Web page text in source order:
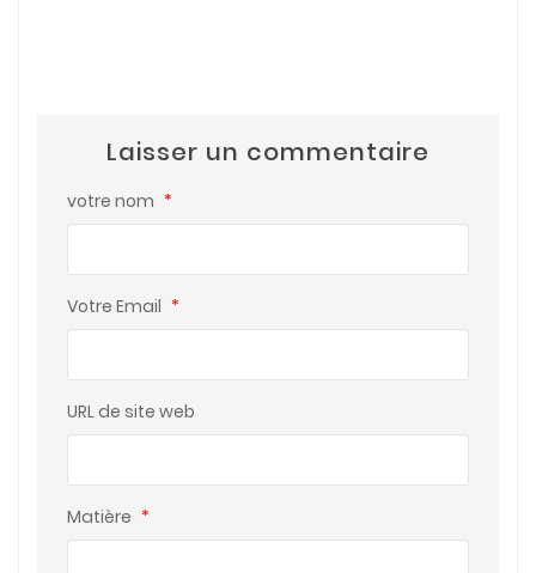
Laisser un commentaire
votre nom *
Votre Email *
URL de site web
Matière *